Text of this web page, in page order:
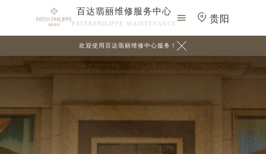
百达翡丽维修服务中心
PATEKPHILIPPE MAINTENANCE
 贵阳
欢迎使用百达翡丽维修中心服务！ 